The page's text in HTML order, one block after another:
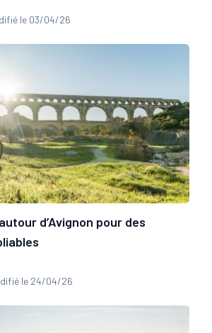
le 03/04/26
d’Avignon pour des
le 24/04/26